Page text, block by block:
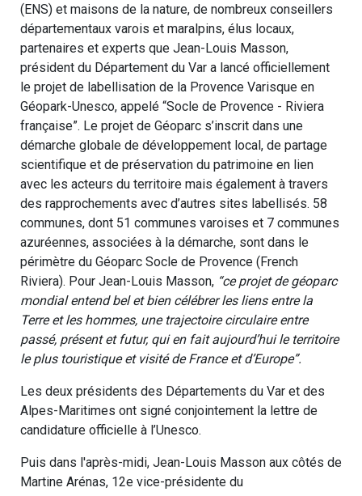
(ENS) et maisons de la nature, de nombreux conseillers
départementaux varois et maralpins, élus locaux,
partenaires et experts que Jean-Louis Masson,
président du Département du Var a lancé officiellement
le projet de labellisation de la Provence Varisque en
Géopark-Unesco, appelé “Socle de Provence - Riviera
française”. Le projet de Géoparc s’inscrit dans une
démarche globale de développement local, de partage
scientifique et de préservation du patrimoine en lien
avec les acteurs du territoire mais également à travers
des rapprochements avec d’autres sites labellisés. 58
communes, dont 51 communes varoises et 7 communes
azuréennes, associées à la démarche, sont dans le
périmètre du Géoparc Socle de Provence (French
Riviera). Pour Jean-Louis Masson, “ce projet de géoparc
mondial entend bel et bien célébrer les liens entre la
Terre et les hommes, une trajectoire circulaire entre
passé, présent et futur, qui en fait aujourd’hui le territoire
le plus touristique et visité de France et d’Europe”.
Les deux présidents des Départements du Var et des
Alpes-Maritimes ont signé conjointement la lettre de
candidature officielle à l’Unesco.
Puis dans l'après-midi, Jean-Louis Masson aux côtés de
Martine Arénas, 12e vice-présidente du